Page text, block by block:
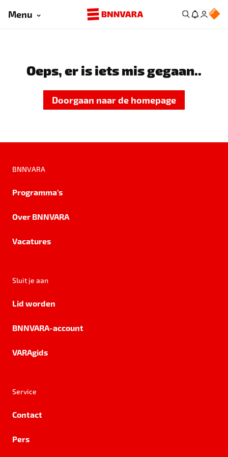
Menu
Oeps, er is iets mis gegaan..
Doorgaan naar de homepage
BNNVARA
Programma's
Over BNNVARA
Vacatures
Sluit je aan
Lid worden
BNNVARA-account
VARAgids
Service
Contact
Pers